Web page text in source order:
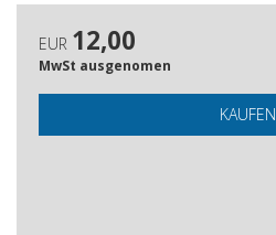
EUR 12,00
MwSt ausgenomen
KAUFEN